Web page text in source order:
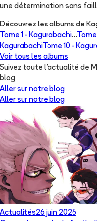
une détermination sans
Découvrez les albums de
Tome 1 - Kagurabachi...
Kagurabachi Tome 10 -
Voir tous les albums
Suivez toute l'actualité de
blog
Aller sur notre blog
Aller sur notre blog
Actualités26 juin 2026